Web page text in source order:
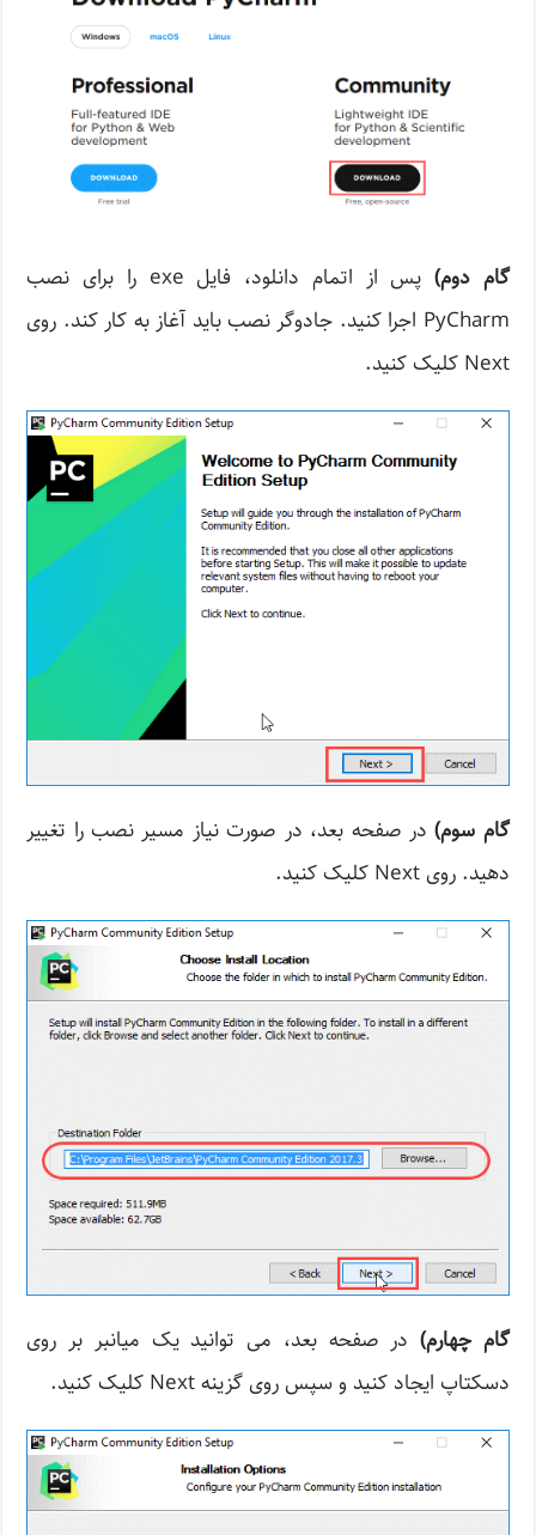
گام دوم)
پس از اتمام دانلود، فایل exe را برای نصب
PyCharm اجرا کنید. جادوگر نصب باید آغاز به کار کند. روی
Next کلیک کنید.
گام سوم)در صفحه بعد، در صورت نیاز مسیر نصب را تغییر
دهید. روی Next کلیک کنید.
گام چهارم)در صفحه بعد، می توانید یک میانبر بر روی
دسکتاپ ایجاد کنید و سپس روی گزینه Next کلیک کنید.